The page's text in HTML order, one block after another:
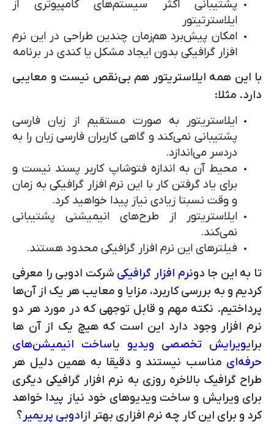
پشتیبانی اکثر سیستم‌‌های کامپیوتری از
ایلاسترتیتور
امکان پیش‌برد هم‌زمان چندین طراحی در این نرم
افزار گرافیکی بدون ایجاد مشکل یا کندی در برنامه
با این همه ایلاستریتور هم بی‌نقص نیست و معایبی
دارد. مثلا:
ایلاستریتور به صورت مستقیم از زبان فارسی
پشتیبانی نمی‌کند و گاهی کاربران فارسی زبان را به
دردسر می‌اندازد.
محیط آن به اندازه فتوشاپ کاربر پسند نیست و
برای یاد گرفتن کار با این نرم افزار گرافیکی به زمان
و وقت نسبتا زیادی نیاز پیدا خواهید کرد.
ایلاستریتور از طرح‌های انیمیشنی پشتیبانی
نمی‌کند.
فیلترهای این نرم افزار گرافیکی محدود هستند.
تا به این جا دونرم افزار گرافیکی شرکت ادوبی را معرفی
کردیم و به بررسی کاربرد، مزایا و معایب هر یک از آن‌ها
پرداختیم. نکته مهم و قابل توجهی که در مورد هر دو
نرم افزار وجود دارد این است که هیچ یک از آن ها
برایویرایش تخصصی ویدیو یاساخت انیمیشن‌های
حرفه‌ای مناسب نیستند و دقیقا به همین دلیل هر
طراح گرافیک بالاخره روزی به نرم افزار گرافیکی دیگری
برای ویرایش و ساخت ویدیوهای خود نیاز پیدا خواهد
کرد و برای این کار چه نرم افزاری بهتر ازادوبی پریمیر ؟